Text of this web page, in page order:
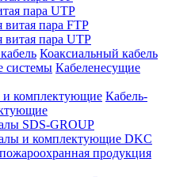
пара UTP
витая пара FTP
витая пара UTP
Коаксиальный кабель
Кабеленесущие
Кабель-
SDS-GROUP
и комплектующие DKC
продукция